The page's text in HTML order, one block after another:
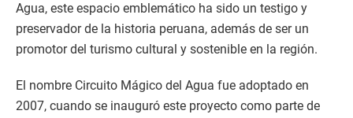
Agua, este espacio emblemático ha sido un testigo y
preservador de la historia peruana, además de ser un
promotor del turismo cultural y sostenible en la región.
El nombre Circuito Mágico del Agua fue adoptado en
2007, cuando se inauguró este proyecto como parte de